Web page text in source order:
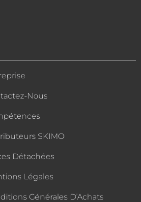
Nous
SKIMO
Détachées
Légales
Générales D’Achats